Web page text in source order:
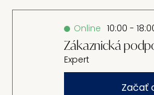
Online 10:00 -
Zákaznická
Expert
Začať